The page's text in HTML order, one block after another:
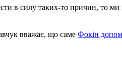
в силу таких-то причин, то ми
вважає, що саме Фокін